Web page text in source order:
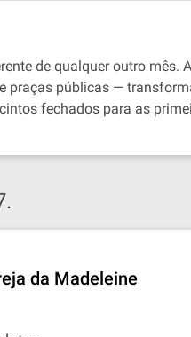
de qualquer outro mês.
praças públicas —
fechados para as
da Madeleine